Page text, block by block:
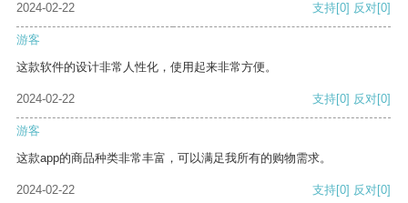
2024-02-22 支持[0] 反对[0]
游客
这款软件的设计非常人性化，使用起来非常方便。
2024-02-22 支持[0] 反对[0]
游客
这款app的商品种类非常丰富，可以满足我所有的购物需求。
2024-02-22 支持[0] 反对[0]